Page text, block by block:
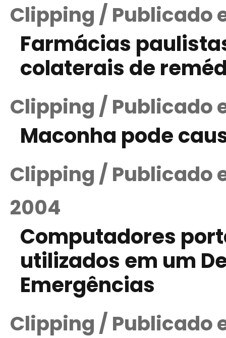
Clipping / Publicado
Farmácias
colaterais de
Clipping / Publicado
Maconha pode
Clipping / Publicado
2004
Computadores
utilizados em um
Emergências
Clipping / Publicado